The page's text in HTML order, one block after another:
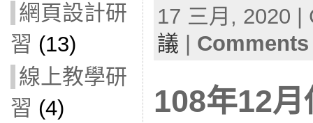
網頁設計研
習 (13)
線上教學研
習 (4)
17 三月, 2020
議 |
108年12